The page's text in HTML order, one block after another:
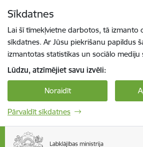
Sīkdatnes
Lai šī tīmekļvietne darbotos, tā izmanto
sīkdatnes. Ar Jūsu piekrišanu papildus
izmantotas statistikas un sociālo mediju
Lūdzu, atzīmējiet savu izvēli:
Noraidīt
Pārvaldīt sīkdatnes